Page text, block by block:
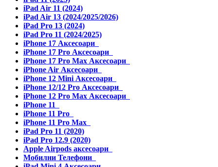
iPad Air 11 (2024)
iPad Air 13 (2024/2025/2026)
iPad Pro 13 (2024)
iPad Pro 11 (2024/2025)
iPhone 17 Аксесоари
iPhone 17 Pro Аксесоари
iPhone 17 Pro Max Аксесоари
iPhone Air Аксесоари
iPhone 12 Mini Аксесоари
iPhone 12/12 Pro Аксесоари
iPhone 12 Pro Max Аксесоари
iPhone 11
iPhone 11 Pro
iPhone 11 Pro Max
iPad Pro 11 (2020)
iPad Pro 12.9 (2020)
Apple Airpods аксесоари
Мобилни Телефони